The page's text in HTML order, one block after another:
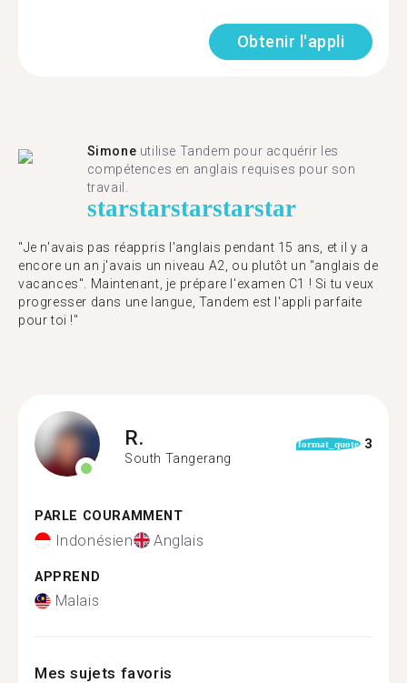
Obtenir l'appli
Simone utilise Tandem pour acquérir les
compétences en anglais requises pour son
travail.
starstarstarstarstar
"Je n'avais pas réappris l'anglais pendant 15 ans, et il y a
encore un an j'avais un niveau A2, ou plutôt un "anglais de
vacances". Maintenant, je prépare l'examen C1 ! Si tu veux
progresser dans une langue, Tandem est l'appli parfaite
pour toi !"
R.
South Tangerang
format_quote 3
PARLE COURAMMENT
Indonésien Anglais
APPREND
Malais
Mes sujets favoris